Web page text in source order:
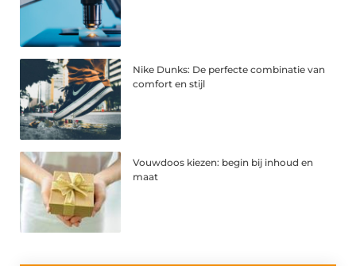
Nike Dunks: De perfecte combinatie van
comfort en stijl
Vouwdoos kiezen: begin bij inhoud en
maat